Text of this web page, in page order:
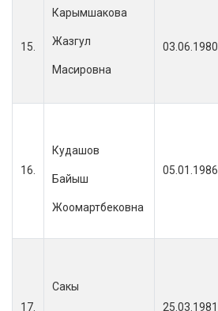
15.
Карымшакова
Жазгул
Масировна
03.06.1980
16.
Кудашов
Байыш
Жоомартбековна
05.01.1986
17.
Сакы
25.03.1981